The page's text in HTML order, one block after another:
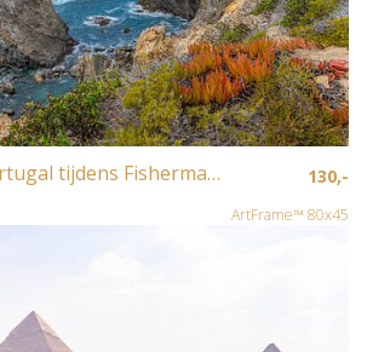
Uitzicht kust Portugal tijdens Fisherman's Trail 130,-
ArtFrame™ 80x45